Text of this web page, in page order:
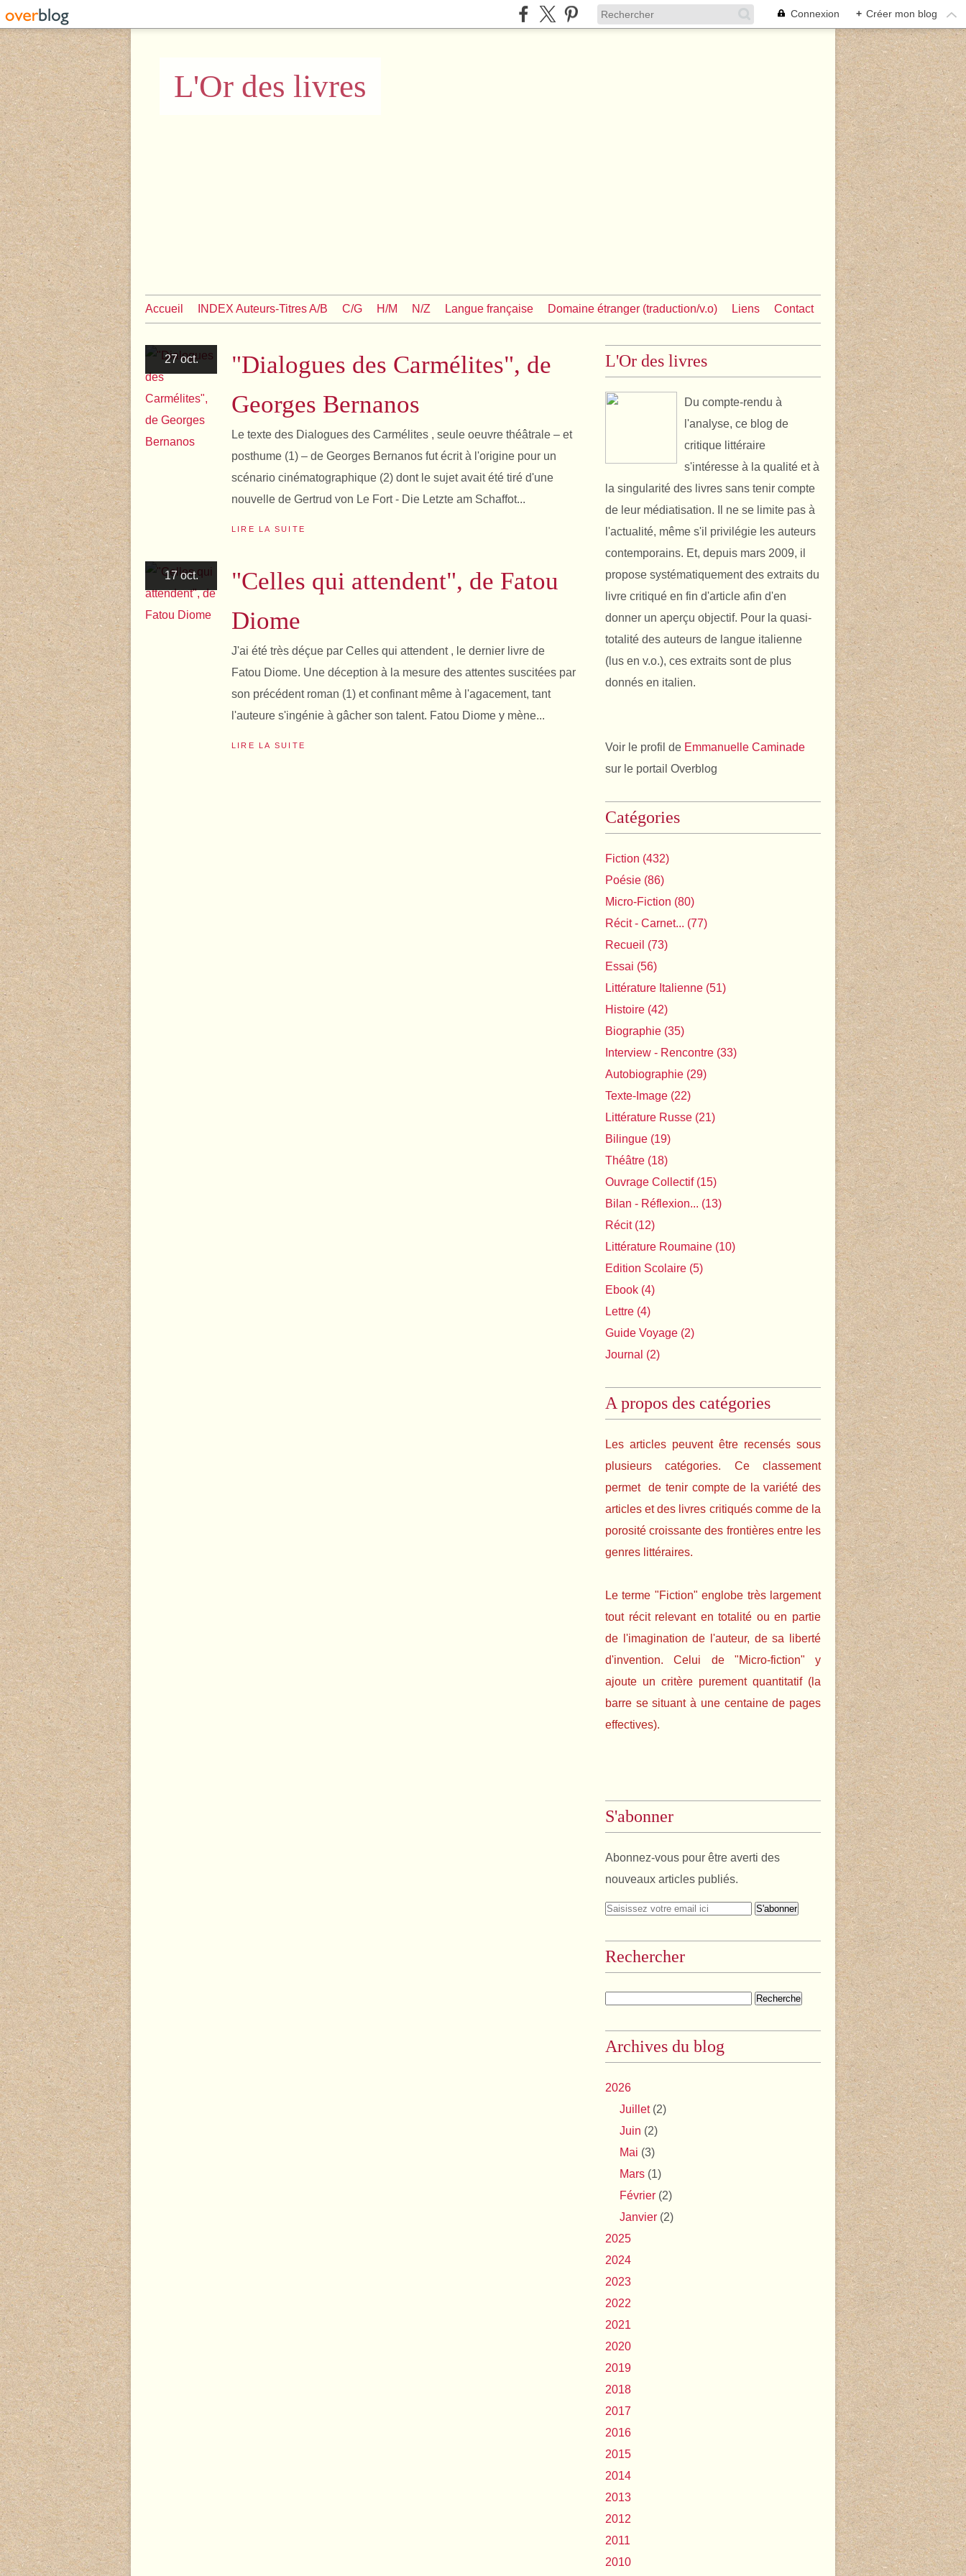
Connexion + Créer mon blog
L'Or des livres
Accueil INDEX Auteurs-Titres A/B C/G H/M N/Z Langue française Domaine étranger (traduction/v.o) Liens Contact
27 oct.
"Dialogues des Carmélites", de
Georges Bernanos
Le texte des Dialogues des Carmélites , seule oeuvre théâtrale – et
posthume (1) – de Georges Bernanos fut écrit à l'origine pour un
scénario cinématographique (2) dont le sujet avait été tiré d'une
nouvelle de Gertrud von Le Fort - Die Letzte am Schaffot...
LIRE LA SUITE
17 oct.
"Celles qui attendent", de Fatou
Diome
J'ai été très déçue par Celles qui attendent , le dernier livre de
Fatou Diome. Une déception à la mesure des attentes suscitées par
son précédent roman (1) et confinant même à l'agacement, tant
l'auteure s'ingénie à gâcher son talent. Fatou Diome y mène...
LIRE LA SUITE
L'Or des livres
Du compte-rendu à
l'analyse, ce blog de
critique littéraire
s'intéresse à la qualité et à
la singularité des livres sans tenir compte
de leur médiatisation. Il ne se limite pas à
l'actualité, même s'il privilégie les auteurs
contemporains. Et, depuis mars 2009, il
propose systématiquement des extraits du
livre critiqué en fin d'article afin d'en
donner un aperçu objectif. Pour la quasi-
totalité des auteurs de langue italienne
(lus en v.o.), ces extraits sont de plus
donnés en italien.
Voir le profil de Emmanuelle Caminade
sur le portail Overblog
Catégories
Fiction (432)
Poésie (86)
Micro-Fiction (80)
Récit - Carnet... (77)
Recueil (73)
Essai (56)
Littérature Italienne (51)
Histoire (42)
Biographie (35)
Interview - Rencontre (33)
Autobiographie (29)
Texte-Image (22)
Littérature Russe (21)
Bilingue (19)
Théâtre (18)
Ouvrage Collectif(15)
Bilan - Réflexion... (13)
Récit(12)
Littérature Roumaine (10)
Edition Scolaire (5)
Ebook (4)
Lettre (4)
Guide Voyage (2)
Journal (2)
A propos des catégories
Les articles peuvent être recensés sous
plusieurs catégories. Ce classement
permet de tenir compte de la variété des
articles et des livres critiqués comme de la
porosité croissante des frontières entre les
genres littéraires.
Le terme "Fiction" englobe très largement
tout récit relevant en totalité ou en partie
de l'imagination de l'auteur, de sa liberté
d'invention. Celui de "Micro-fiction" y
ajoute un critère purement quantitatif (la
barre se situant à une centaine de pages
effectives).
S'abonner
Abonnez-vous pour être averti des
nouveaux articles publiés.
Rechercher
Archives du blog
2026
Juillet(2)
Juin (2)
Mai (3)
Mars (1)
Février (2)
Janvier (2)
2025
2024
2023
2022
2021
2020
2019
2018
2017
2016
2015
2014
2013
2012
2011
2010